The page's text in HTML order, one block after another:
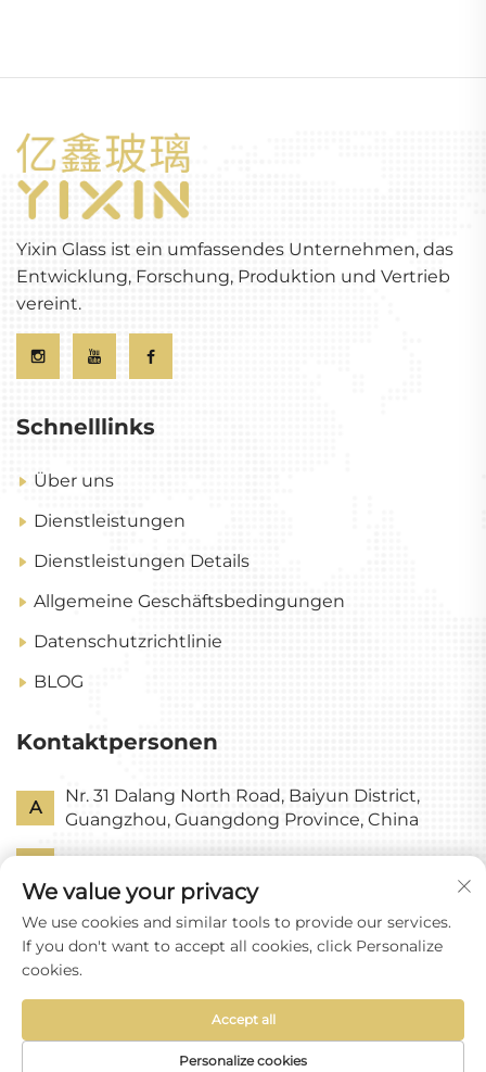
Yixin Glass ist ein umfassendes Unternehmen, das
Entwicklung, Forschung, Produktion und Vertrieb
vereint.
Schnelllinks
Über uns
Dienstleistungen
Dienstleistungen Details
Allgemeine Geschäftsbedingungen
Datenschutzrichtlinie
BLOG
Kontaktpersonen
A
Nr. 31 Dalang North Road, Baiyun District,
Guangzhou, Guangdong Province, China
E [email protected]
Urheberrecht © Guangzhou Yixin Glass Co., Ltd. Alle
Rechte vorbehalten
We value your privacy
We use cookies and similar tools to provide our services.
If you don't want to accept all cookies, click Personalize
cookies.
Personalize cookies
Accept all